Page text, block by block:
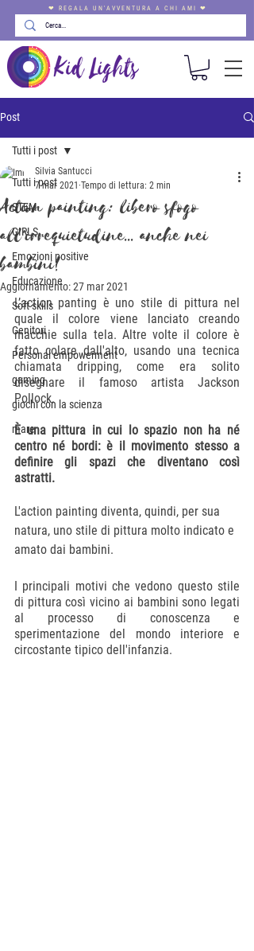
❤ REGALA UN'AVVENTURA A CHI AMI ❤
Post
Tutti i post
STEM
GIRLS
Emozioni positive
Educazione
Soft skills
Genitori
Personal empowerment
gaming
giochi con la scienza
mare
Tutti i post
Action painting: libero sfogo
all'irrequietudine... anche nei
bambini!
Silvia Santucci
7 mar 2021 Tempo di lettura: 2 min
Aggiornamento:27 mar 2021
L’action panting è uno stile di pittura nel
quale il colore viene lanciato creando
macchie sulla tela. Altre volte il colore è
fatto colare dall'alto, usando una tecnica
chiamata dripping, come era solito
disegnare il famoso artista Jackson
Pollock.
È una pittura in cui lo spazio non ha né
centro né bordi: è il movimento stesso a
definire gli spazi che diventano così
astratti.
L'action painting diventa, quindi, per sua
natura, uno stile di pittura molto indicato e
amato dai bambini.
I principali motivi che vedono questo stile
di pittura così vicino ai bambini sono legati
al processo di conoscenza e
sperimentazione del mondo interiore e
circostante tipico dell'infanzia.